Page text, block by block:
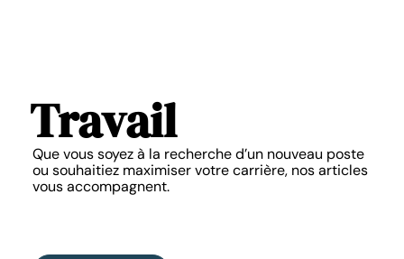
Travail
Que vous soyez à la recherche d’un nouveau poste
ou souhaitiez maximiser votre carrière, nos articles
vous accompagnent.